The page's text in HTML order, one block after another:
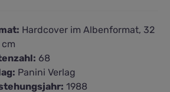
Hardcover im Albenformat, 32
cm
68
Panini Verlag
1988